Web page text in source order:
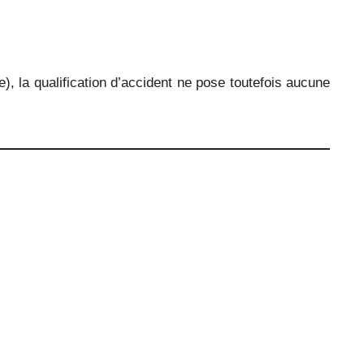
la qualification d’accident ne pose toutefois aucune